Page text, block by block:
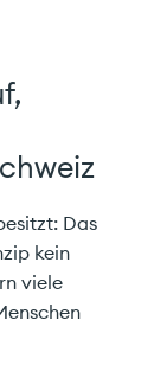
Das
kein
viele